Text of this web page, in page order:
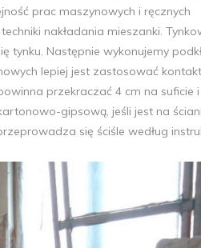
prac maszynowych i ręcznych
nakładania mieszanki.
tynku. Następnie wykonujemy
lepiej jest zastosować kontakt
przekraczać 4 cm na suficie i
gipsową, jeśli jest na
się ściśle według